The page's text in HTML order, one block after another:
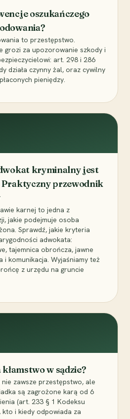
oszukańczego
to przestępstwo.
grozi za upozorowanie szkody i
art. 298 i 286
działa czynny żal, oraz cywilny
pieniędzy.
kryminalny jest
Praktyczny przewodnik
karnej to jedna z
jakie podejmuje osoba
Sprawdź, jakie kryteria
adwokata:
tajemnica obrończa, jawne
i komunikacja. Wyjaśniamy też
z urzędu na gruncie
w sądzie?
zawsze przestępstwo, ale
są zagrożone karą od 6
(art. 233 § 1 Kodeksu
kto i kiedy odpowiada za